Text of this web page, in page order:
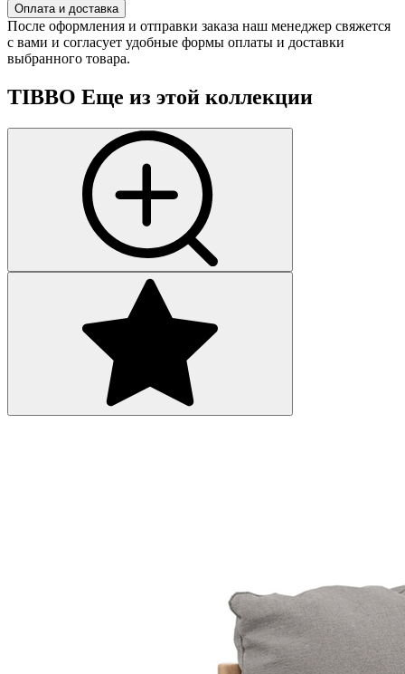
Оплата и доставка
После оформления и отправки заказа наш менеджер свяжется
с вами и согласует удобные формы оплаты и доставки
выбранного товара.
TIBBO Еще из этой коллекции